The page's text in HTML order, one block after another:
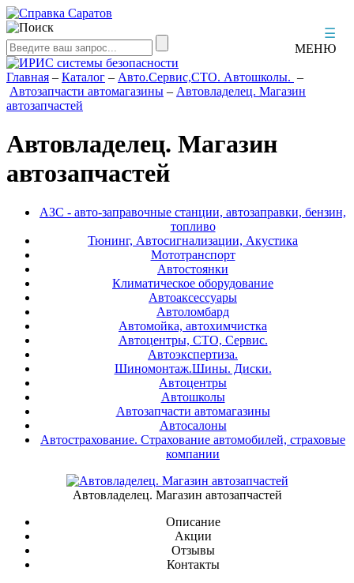
☰
МЕНЮ
Главная – Каталог – Авто.Сервис,СТО. Автошколы. –
Автозапчасти автомагазины – Автовладелец. ​Магазин
автозапчастей
Автовладелец. ​Магазин
автозапчастей
АЗС - авто-заправочные станции, автозаправки, бензин,
топливо
Тюнинг, Автосигнализации, Акустика
Мототранспорт
Автостоянки
Климатическое оборудование
Автоаксессуары
Автоломбард
Автомойка, автохимчистка
Автоцентры, СТО, Сервис.
Автоэкспертиза.
Шиномонтаж.Шины. Диски.
Автоцентры
Автошколы
Автозапчасти автомагазины
Автосалоны
Автострахование. Страхование автомобилей, страховые
компании
Автовладелец. ​Магазин автозапчастей
Описание
Акции
Отзывы
Контакты